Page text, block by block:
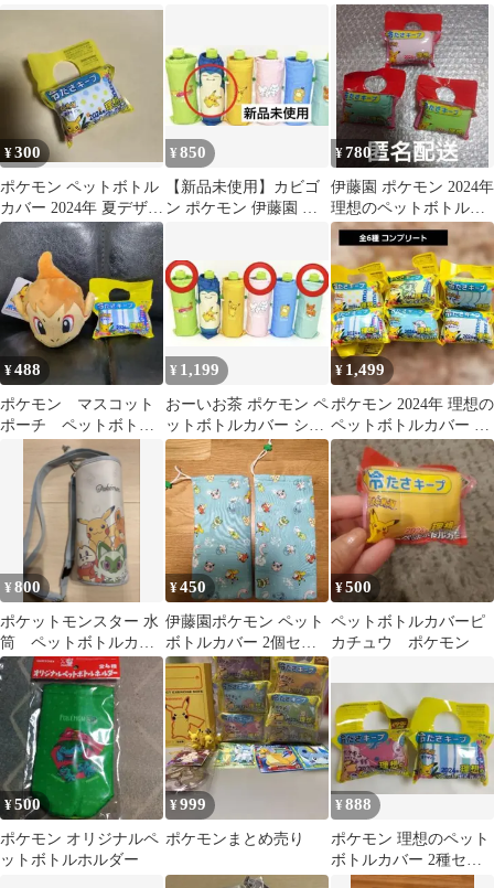
デザイン グリーン
ース ポケモン 難あ
り
¥300
ポケモン ペットボトル
カバー 2024年 夏デザイ
ン
¥850
【新品未使用】カビゴ
ン ポケモン 伊藤園 ペ
¥780
伊藤園 ポケモン 2024年
理想のペットボトルカ
バー 3種類セット
¥488
ポケモン マスコット
ポーチ ペットボトル
¥ 1,199
おーいお茶 ポケモン ペ
ットボトルカバー シャ
リタツ パモ イッカネ
ズミ
¥ 1,499
ポケモン 2024年 理想の
ペットボトルカバー 6
種セット
¥800
ポケットモンスター 水
筒 ペットボトルカバ
ー
¥450
伊藤園ポケモン ペット
ボトルカバー 2個セッ
ト
¥500
ペットボトルカバーピ
カチュウ ポケモン
¥500
ポケモン オリジナルペ
ットボトルホルダー
¥999
ポケモンまとめ売り
¥888
ポケモン 理想のペット
ボトルカバー 2種セッ